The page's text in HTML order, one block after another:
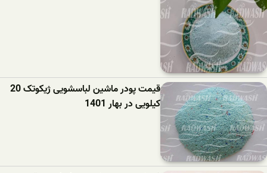
قیمت پودر ماشین لباسشویی ژیکوتک 20
کیلویی در بهار 1401